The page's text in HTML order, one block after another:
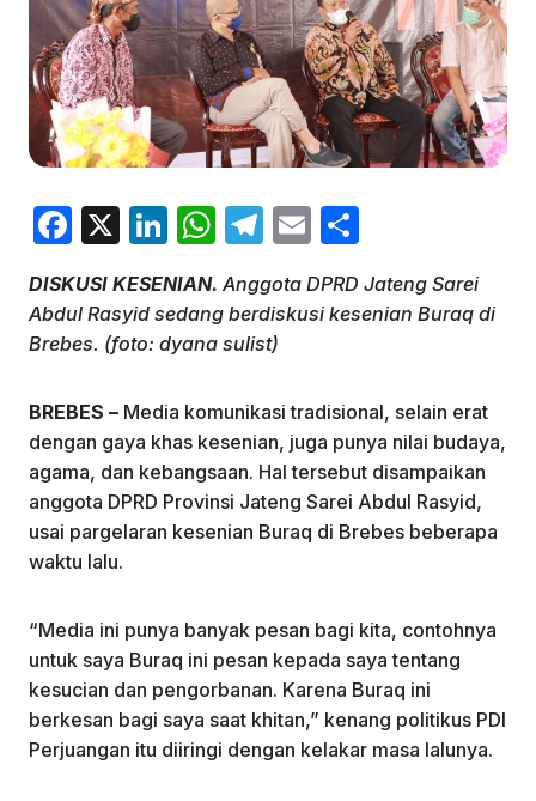
F
c
e
o
o
k
X
Li
k
e
n
W
at
s
p
p
T
e
gr
m
E
ai ar
DISKUSI KESENIAN. Anggota DPRD Jateng Sarei
Abdul Rasyid sedang berdiskusi kesenian Buraq di
Brebes. (foto: dyana sulist)
BREBES – Media komunikasi tradisional, selain erat
dengan gaya khas kesenian, juga punya nilai budaya,
agama, dan kebangsaan. Hal tersebut disampaikan
anggota DPRD Provinsi Jateng Sarei Abdul Rasyid,
usai pargelaran kesenian Buraq di Brebes beberapa
waktu lalu.
“Media ini punya banyak pesan bagi kita, contohnya
untuk saya Buraq ini pesan kepada saya tentang
kesucian dan pengorbanan. Karena Buraq ini
berkesan bagi saya saat khitan,” kenang politikus PDI
Perjuangan itu diiringi dengan kelakar masa lalunya.